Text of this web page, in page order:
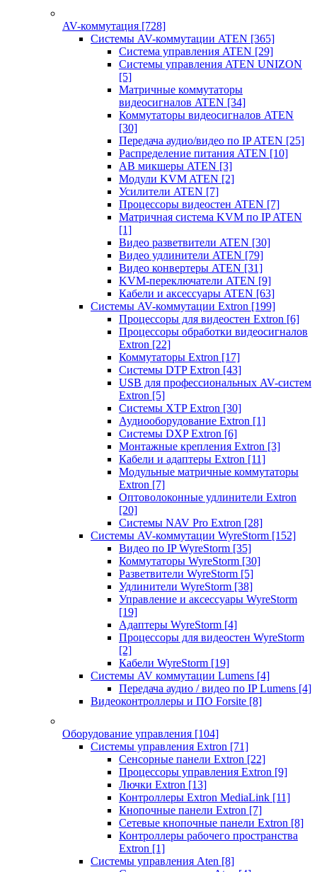
AV-коммутация [728]
Системы AV-коммутации ATEN [365]
Система управления ATEN [29]
Системы управления ATEN UNIZON
[5]
Матричные коммутаторы
видеосигналов ATEN [34]
Коммутаторы видеосигналов ATEN
[30]
Передача аудио/видео по IP ATEN [25]
Распределение питания ATEN [10]
АВ микшеры ATEN [3]
Модули KVM ATEN [2]
Усилители ATEN [7]
Процессоры видеостен ATEN [7]
Матричная система KVM по IP ATEN
[1]
Видео разветвители ATEN [30]
Видео удлинители ATEN [79]
Видео конвертеры ATEN [31]
KVM-переключатели ATEN [9]
Кабели и аксессуары ATEN [63]
Системы AV-коммутации Extron [199]
Процессоры для видеостен Extron [6]
Процессоры обработки видеосигналов
Extron [22]
Коммутаторы Extron [17]
Системы DTP Extron [43]
USB для профессиональных AV-систем
Extron [5]
Системы XTP Extron [30]
Аудиооборудование Extron [1]
Системы DXP Extron [6]
Монтажные крепления Extron [3]
Кабели и адаптеры Extron [11]
Модульные матричные коммутаторы
Extron [7]
Оптоволоконные удлинители Extron
[20]
Системы NAV Pro Extron [28]
Системы AV-коммутации WyreStorm [152]
Видео по IP WyreStorm [35]
Коммутаторы WyreStorm [30]
Разветвители WyreStorm [5]
Удлинители WyreStorm [38]
Управление и аксессуары WyreStorm
[19]
Адаптеры WyreStorm [4]
Процессоры для видеостен WyreStorm
[2]
Кабели WyreStorm [19]
Системы AV коммутации Lumens [4]
Передача аудио / видео по IP Lumens [4]
Видеоконтроллеры и ПО Forsite [8]
Оборудование управления [104]
Системы управления Extron [71]
Сенсорные панели Extron [22]
Процессоры управления Extron [9]
Лючки Extron [13]
Контроллеры Extron MediaLink [11]
Кнопочные панели Extron [7]
Сетевые кнопочные панели Extron [8]
Контроллеры рабочего пространства
Extron [1]
Системы управления Aten [8]